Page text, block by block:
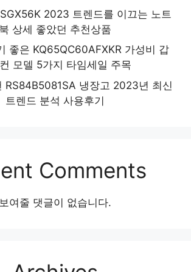
2023 트렌드를 이끄는 노트
북 상세 좋았던 추천상품
좋은 KQ65QC60AFXKR 가성비 갑
모델 5가지 타임세일 주목
RS84B5081SA 냉장고 2023년 최신
트렌드 분석 사용후기
Comments
보여줄 댓글이 없습니다.